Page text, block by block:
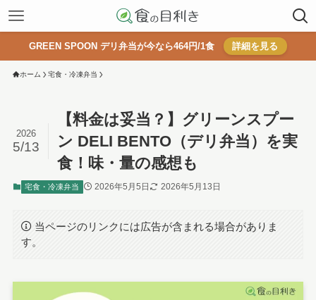
GREEN SPOON デリ弁当が今なら464円/1食 詳細を見る
ホーム 宅食・冷凍弁当
【料金は妥当？】グリーンスプー
ン DELI BENTO（デリ弁当）を実
食！味・量の感想も
2026
5/13
宅食・冷凍弁当 2026年5月5日 2026年5月13日
当ページのリンクには広告が含まれる場合がありま
す。